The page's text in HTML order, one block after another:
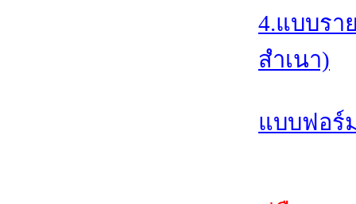
4.แบบรา
สำเนา)
แบบฟอร์